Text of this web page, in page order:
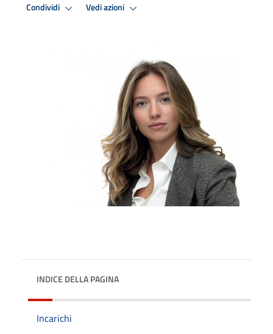
Condividi Vedi azioni
INDICE DELLA PAGINA
Incarichi